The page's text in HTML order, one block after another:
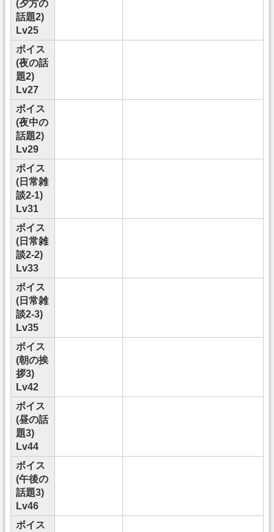
(夕方の
話題2)
Lv25
ボイス
(夜の話
題2)
Lv27
ボイス
(夜中の
話題2)
Lv29
ボイス
(日常雑
談2-1)
Lv31
ボイス
(日常雑
談2-2)
Lv33
ボイス
(日常雑
談2-3)
Lv35
ボイス
(朝の挨
拶3)
Lv42
ボイス
(昼の話
題3)
Lv44
ボイス
(午後の
話題3)
Lv46
ボイス